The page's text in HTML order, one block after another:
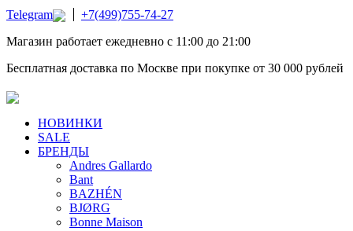
Telegram
+7(499)755-74-27
Магазин работает ежедневно с 11:00 до 21:00
Бесплатная доставка по Москве при покупке от 30 000 рублей
НОВИНКИ
SALE
БРЕНДЫ
Andres Gallardo
Bant
BAZHÉN
BJØRG
Bonne Maison